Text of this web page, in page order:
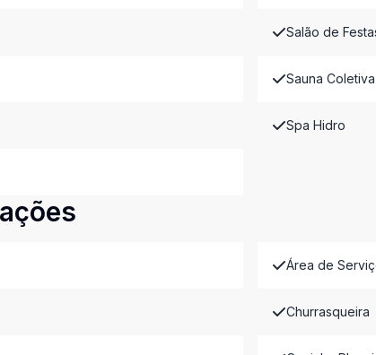
Salão de
Sauna Coletiva
Spa Hidro
Área de
Churrasqueira